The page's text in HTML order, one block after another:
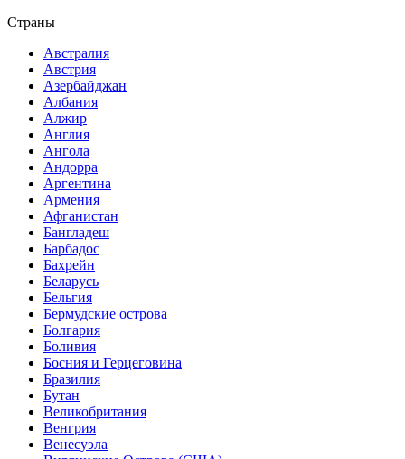
Страны
Австралия
Австрия
Азербайджан
Албания
Алжир
Англия
Ангола
Андорра
Аргентина
Армения
Афганистан
Бангладеш
Барбадос
Бахрейн
Беларусь
Бельгия
Бермудские острова
Болгария
Боливия
Босния и Герцеговина
Бразилия
Бутан
Великобритания
Венгрия
Венесуэла